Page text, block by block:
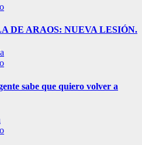
DE ARAOS: NUEVA LESIÓN.
sabe que quiero volver a